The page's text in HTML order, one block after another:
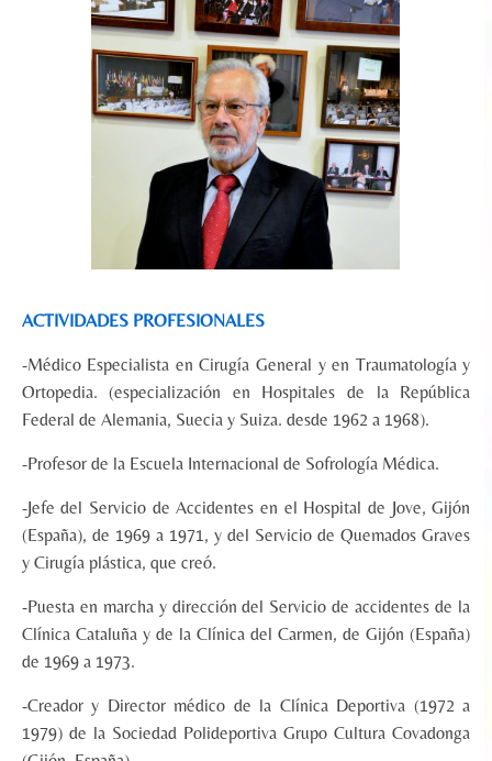
ACTIVIDADES PROFESIONALES
-Médico Especialista en Cirugía General y en Traumatología y
Ortopedia. (especialización en Hospitales de la República
Federal de Alemania, Suecia y Suiza. desde 1962 a 1968).
-Profesor de la Escuela Internacional de Sofrología Médica.
-Jefe del Servicio de Accidentes en el Hospital de Jove, Gijón
(España), de 1969 a 1971, y del Servicio de Quemados Graves
y Cirugía plástica, que creó.
-Puesta en marcha y dirección del Servicio de accidentes de la
Clínica Cataluña y de la Clínica del Carmen, de Gijón (España)
de 1969 a 1973.
-Creador y Director médico de la Clínica Deportiva (1972 a
1979) de la Sociedad Polideportiva Grupo Cultura Covadonga